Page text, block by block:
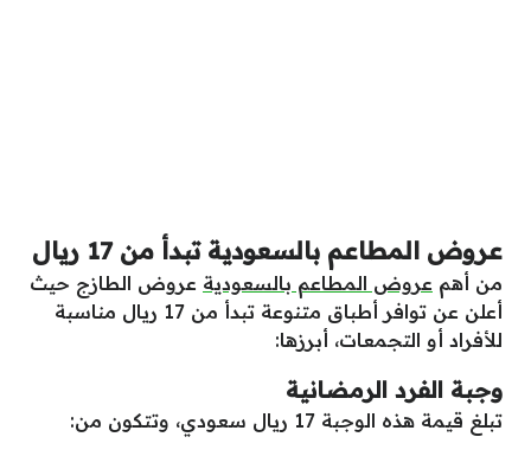
عروض المطاعم بالسعودية تبدأ من 17 ريال
من أهم عروض المطاعم بالسعودية عروض الطازج حيث
أعلن عن توافر أطباق متنوعة تبدأ من 17 ريال مناسبة
للأفراد أو التجمعات، أبرزها:
وجبة الفرد الرمضانية
تبلغ قيمة هذه الوجبة 17 ريال سعودي، وتتكون من: